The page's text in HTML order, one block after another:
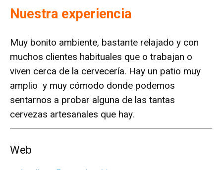
Nuestra experiencia
Muy bonito ambiente, bastante relajado y con
muchos clientes habituales que o trabajan o
viven cerca de la cervecería. Hay un patio muy
amplio y muy cómodo donde podemos
sentarnos a probar alguna de las tantas
cervezas artesanales que hay.
Web